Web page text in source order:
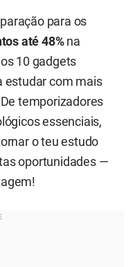
para os
até 48%na
10 gadgets
estudar com mais
temporizadores
essenciais,
o teu estudo
oportunidades —